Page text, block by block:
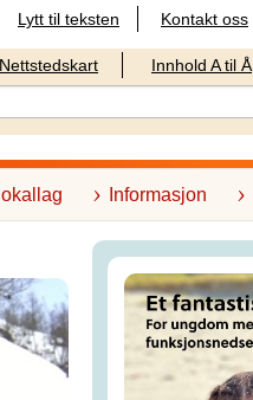
Lytt til teksten Kontakt oss
Nettstedskart Innhold A til Å
Informasjon